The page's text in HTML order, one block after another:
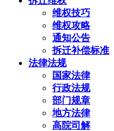
维权技巧
维权攻略
通知公告
拆迁补偿标准
法律法规
国家法律
行政法规
部门规章
地方法律
高院司解